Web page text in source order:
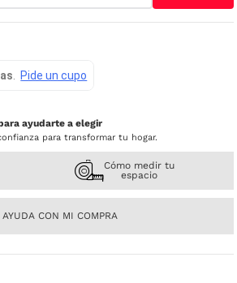
ayudarte a elegir
para transformar tu hogar.
Cómo medir tu
espacio
CON MI COMPRA